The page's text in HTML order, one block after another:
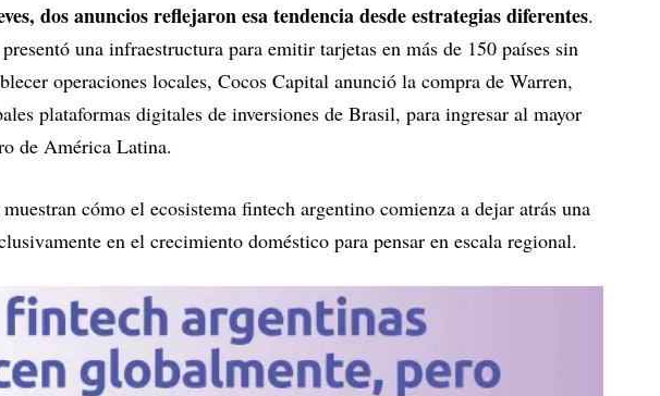
dos anuncios reflejaron esa tendencia desde estrategias diferentes.
una infraestructura para emitir tarjetas en más de 150 países sin
operaciones locales, Cocos Capital anunció la compra de Warren,
plataformas digitales de inversiones de Brasil, para ingresar al mayor
de América Latina.
cómo el ecosistema fintech argentino comienza a dejar atrás una
en el crecimiento doméstico para pensar en escala regional.